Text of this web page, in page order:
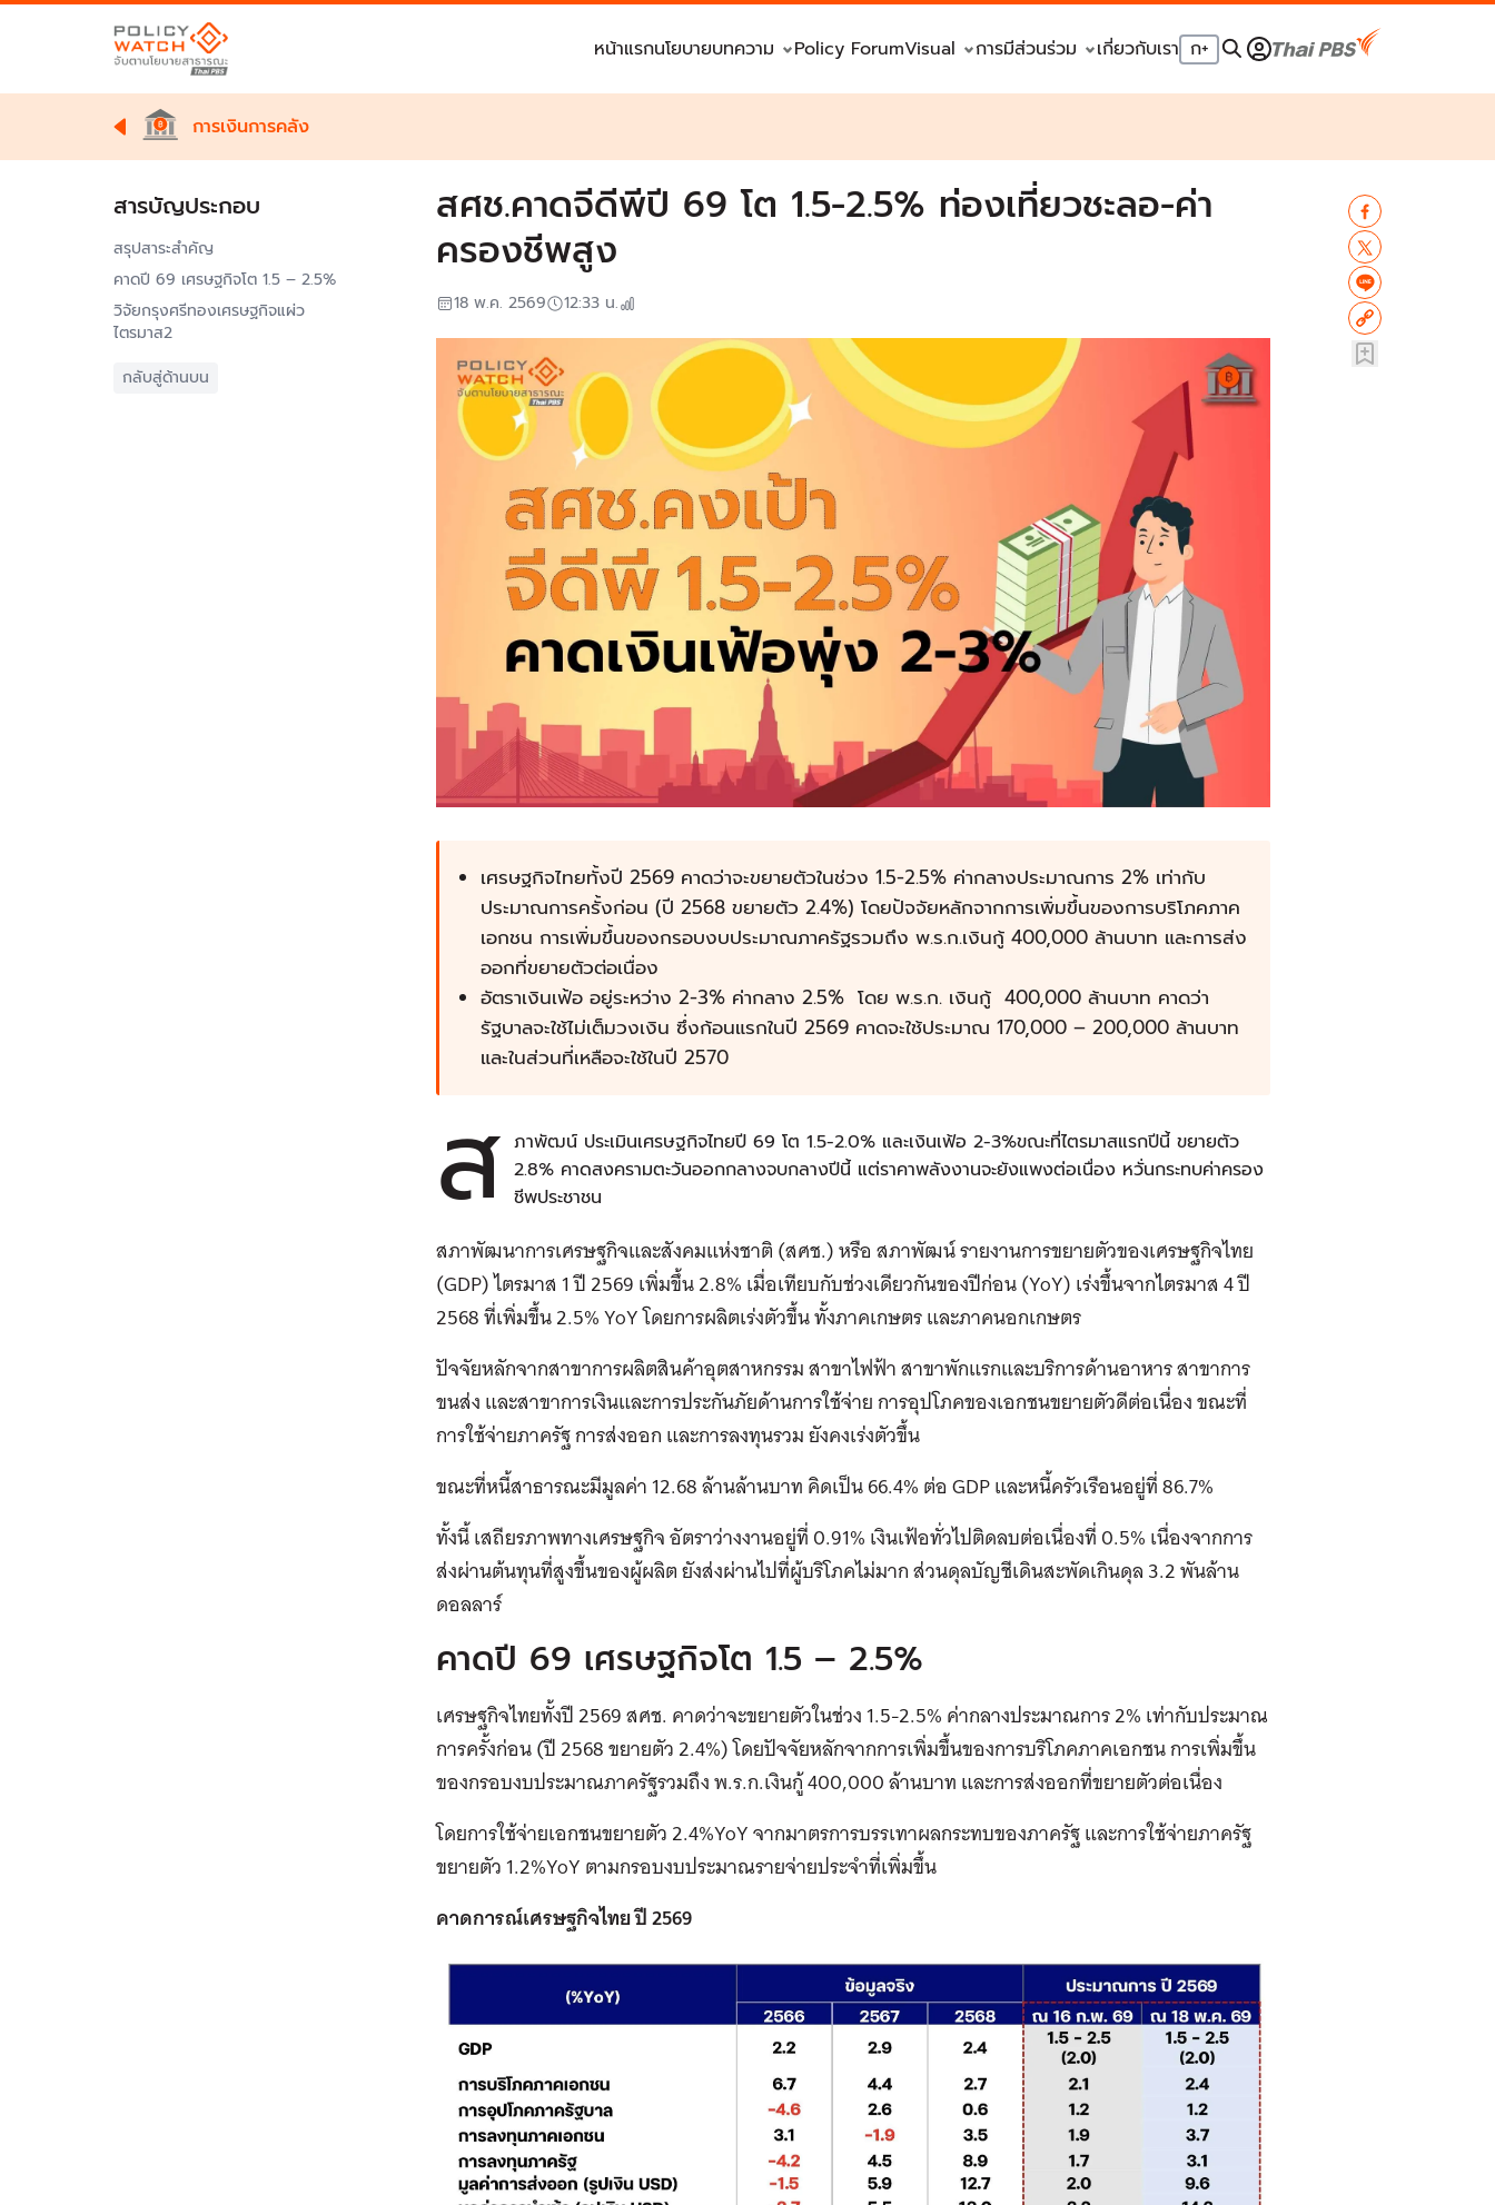
หน้าแรกนโยบายบทความ Policy ForumVisual การมีส่วนร่วม เกี่ยวกับเรา ก+
การเงินการคลัง
สารบัญประกอบ
สรุปสาระสำคัญ
คาดปี 69 เศรษฐกิจโต 1.5 – 2.5%
วิจัยกรุงศรีทองเศรษฐกิจแผ่ว
ไตรมาส2
กลับสู่ด้านบน
สศช.คาดจีดีพีปี 69 โต 1.5-2.5% ท่องเที่ยวชะลอ-ค่า
ครองชีพสูง
18 พ.ค. 2569 12:33 น.
เศรษฐกิจไทยทั้งปี 2569 คาดว่าจะขยายตัวในช่วง 1.5-2.5% ค่ากลางประมาณการ 2% เท่ากับ
ประมาณการครั้งก่อน (ปี 2568 ขยายตัว 2.4%) โดยปัจจัยหลักจากการเพิ่มขึ้นของการบริโภคภาค
เอกชน การเพิ่มขึ้นของกรอบงบประมาณภาครัฐรวมถึง พ.ร.ก.เงินกู้ 400,000 ล้านบาท และการส่ง
ออกที่ขยายตัวต่อเนื่อง
อัตราเงินเฟ้อ อยู่ระหว่าง 2-3% ค่ากลาง 2.5% โดย พ.ร.ก. เงินกู้ 400,000 ล้านบาท คาดว่า
รัฐบาลจะใช้ไม่เต็มวงเงิน ซึ่งก้อนแรกในปี 2569 คาดจะใช้ประมาณ 170,000 – 200,000 ล้านบาท
และในส่วนที่เหลือจะใช้ในปี 2570
ส ภาพัฒน์ ประเมินเศรษฐกิจไทยปี 69 โต 1.5-2.0% และเงินเฟ้อ 2-3%ขณะที่ไตรมาสแรกปีนี้ ขยายตัว
2.8% คาดสงครามตะวันออกกลางจบกลางปีนี้ แต่ราคาพลังงานจะยังแพงต่อเนื่อง หวั่นกระทบค่าครอง
ชีพประชาชน
สภาพัฒนาการเศรษฐกิจและสังคมแห่งชาติ (สศช.) หรือ สภาพัฒน์ รายงานการขยายตัวของเศรษฐกิจไทย
(GDP) ไตรมาส 1 ปี 2569 เพิ่มขึ้น 2.8% เมื่อเทียบกับช่วงเดียวกันของปีก่อน (YoY) เร่งขึ้นจากไตรมาส 4 ปี
2568 ที่เพิ่มขึ้น 2.5% YoY โดยการผลิตเร่งตัวขึ้น ทั้งภาคเกษตร และภาคนอกเกษตร
ปัจจัยหลักจากสาขาการผลิตสินค้าอุตสาหกรรม สาขาไฟฟ้า สาขาพักแรกและบริการด้านอาหาร สาขาการ
ขนส่ง และสาขาการเงินและการประกันภัยด้านการใช้จ่าย การอุปโภคของเอกชนขยายตัวดีต่อเนื่อง ขณะที่
การใช้จ่ายภาครัฐ การส่งออก และการลงทุนรวม ยังคงเร่งตัวขึ้น
ขณะที่หนี้สาธารณะมีมูลค่า 12.68 ล้านล้านบาท คิดเป็น 66.4% ต่อ GDP และหนี้ครัวเรือนอยู่ที่ 86.7%
ทั้งนี้ เสถียรภาพทางเศรษฐกิจ อัตราว่างงานอยู่ที่ 0.91% เงินเฟ้อทั่วไปติดลบต่อเนื่องที่ 0.5% เนื่องจากการ
ส่งผ่านต้นทุนที่สูงขึ้นของผู้ผลิต ยังส่งผ่านไปที่ผู้บริโภคไม่มาก ส่วนดุลบัญชีเดินสะพัดเกินดุล 3.2 พันล้าน
ดอลลาร์
คาดปี 69 เศรษฐกิจโต 1.5 – 2.5%
เศรษฐกิจไทยทั้งปี 2569 สศช. คาดว่าจะขยายตัวในช่วง 1.5-2.5% ค่ากลางประมาณการ 2% เท่ากับประมาณ
การครั้งก่อน (ปี 2568 ขยายตัว 2.4%) โดยปัจจัยหลักจากการเพิ่มขึ้นของการบริโภคภาคเอกชน การเพิ่มขึ้น
ของกรอบงบประมาณภาครัฐรวมถึง พ.ร.ก.เงินกู้ 400,000 ล้านบาท และการส่งออกที่ขยายตัวต่อเนื่อง
โดยการใช้จ่ายเอกชนขยายตัว 2.4%YoY จากมาตรการบรรเทาผลกระทบของภาครัฐ และการใช้จ่ายภาครัฐ
ขยายตัว 1.2%YoY ตามกรอบงบประมาณรายจ่ายประจำที่เพิ่มขึ้น
คาดการณ์เศรษฐกิจไทย ปี 2569